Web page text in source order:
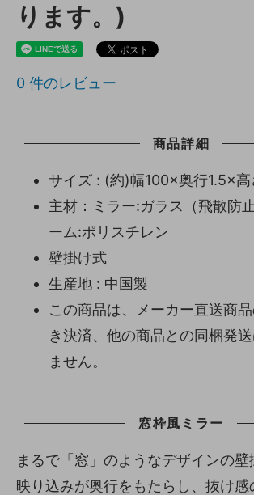
ります。)
0 件のレビュー
商品詳細
サイズ : (約)幅100×奥行1.5×
主材：ミラー:ガラス（飛散防
ーム:ポリスチレン
壁掛け式
生産地 : 中国製
この商品は、メーカー直送商品
き決済、他の商品との同梱発
ません。
窓枠風ミラー
まるで「窓」のようなデザインの壁
映り込みが奥行をもたらし、抜け感